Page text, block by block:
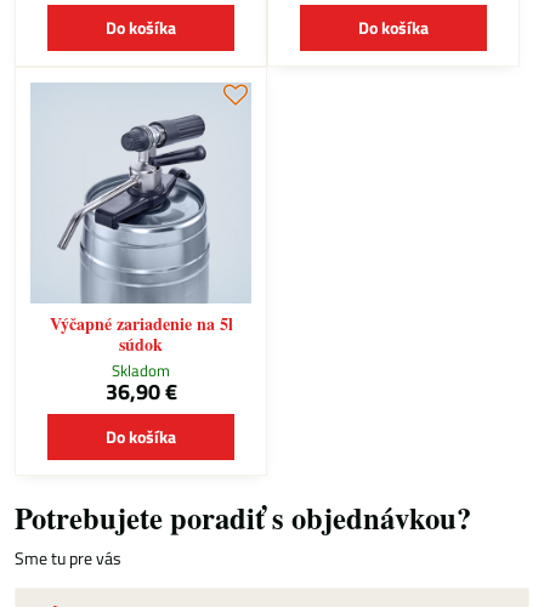
Do košíka Do košíka
Výčapné zariadenie na 5l
súdok
Skladom
36,90 €
Do košíka
Potrebujete poradiť s objednávkou?
Sme tu pre vás